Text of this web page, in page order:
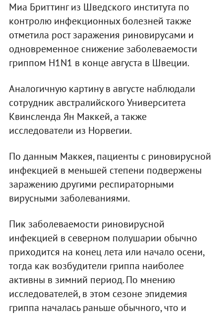
Миа Бриттинг из Шведского института по
контролю инфекционных болезней также
отметила рост заражения риновирусами и
одновременное снижение заболеваемости
гриппом H1N1 в конце августа в Швеции.
Аналогичную картину в августе наблюдали
сотрудник австралийского Университета
Квинсленда Ян Маккей, а также
исследователи из Норвегии.
По данным Маккея, пациенты с риновирусной
инфекцией в меньшей степени подвержены
заражению другими респираторными
вирусными заболеваниями.
Пик заболеваемости риновирусной
инфекцией в северном полушарии обычно
приходится на конец лета или начало осени,
тогда как возбудители гриппа наиболее
активны в зимний период. По мнению
исследователей, в этом сезоне эпидемия
гриппа началась раньше обычного, что и